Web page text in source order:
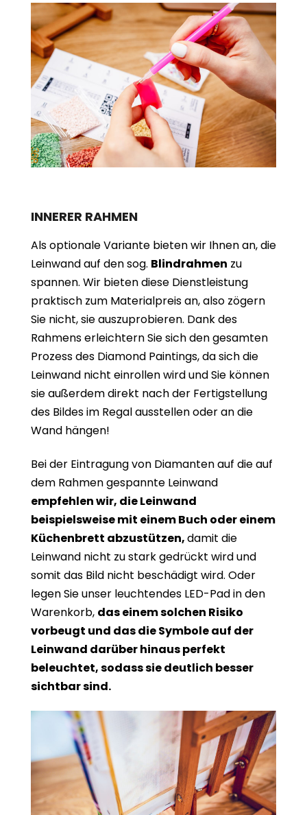
INNERER RAHMEN
Als optionale Variante bieten wir Ihnen an, die
Leinwand auf den sog. Blindrahmen zu
spannen. Wir bieten diese Dienstleistung
praktisch zum Materialpreis an, also zögern
Sie nicht, sie auszuprobieren. Dank des
Rahmens erleichtern Sie sich den gesamten
Prozess des Diamond Paintings, da sich die
Leinwand nicht einrollen wird und Sie können
sie außerdem direkt nach der Fertigstellung
des Bildes im Regal ausstellen oder an die
Wand hängen!
Bei der Eintragung von Diamanten auf die auf
dem Rahmen gespannte Leinwand
empfehlen wir, die Leinwand
beispielsweise mit einem Buch oder einem
Küchenbrett abzustützen,damit die
Leinwand nicht zu stark gedrückt wird und
somit das Bild nicht beschädigt wird. Oder
legen Sie unser leuchtendes LED-Pad in den
Warenkorb, das einem solchen Risiko
vorbeugt und das die Symbole auf der
Leinwand darüber hinaus perfekt
beleuchtet, sodass sie deutlich besser
sichtbar sind.